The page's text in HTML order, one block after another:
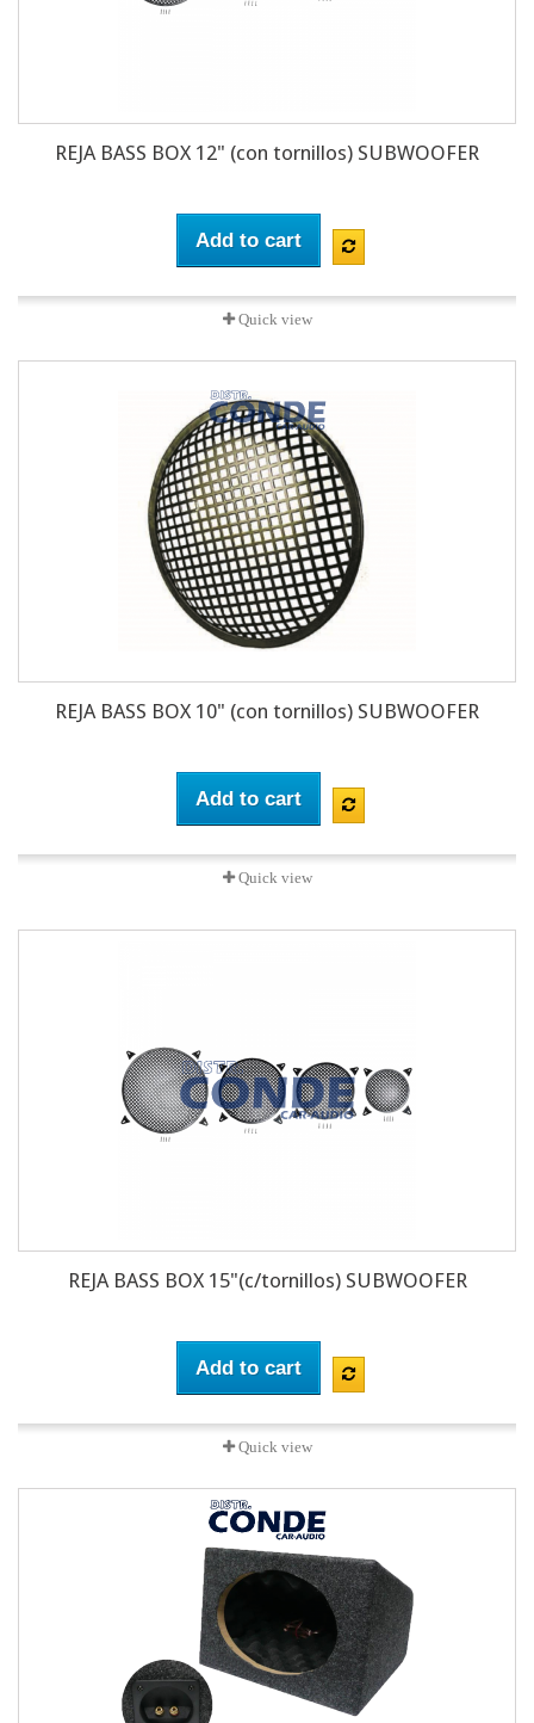
REJA BASS BOX 12" (con tornillos) SUBWOOFER
Add to cart
Quick view
REJA BASS BOX 10" (con tornillos) SUBWOOFER
Add to cart
Quick view
REJA BASS BOX 15"(c/tornillos) SUBWOOFER
Add to cart
Quick view